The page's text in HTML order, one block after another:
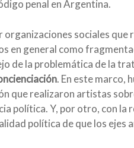
penal en Argentina.
sociales que
en general como
de la problemática de la
. En este marco,
que realizaron artistas
política. Y, por otro, con la
política de que los ejes